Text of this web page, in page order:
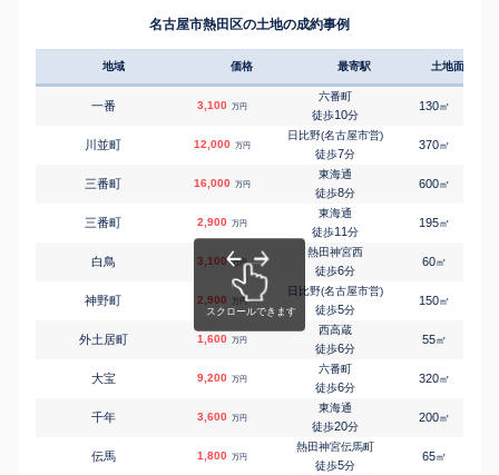
名古屋市熱田区の土地の成約事例
地域 価格 最寄駅 土地面積
一番 3,100 万円
六番町
徒歩10分
130㎡
川並町 12,000 万円
日比野(名古屋市営)
徒歩7分
370㎡
三番町 16,000 万円
東海通
徒歩8分
600㎡
三番町 2,900 万円
東海通
徒歩11分
195㎡
白鳥 3,100 万円
熱田神宮西
徒歩6分
60㎡
神野町 2,900 万円
日比野(名古屋市営)
徒歩5分
150㎡
外土居町 1,600 万円
西高蔵
徒歩6分
55㎡
大宝 9,200 万円
六番町
徒歩6分
320㎡
千年 3,600 万円
東海通
徒歩20分
200㎡
伝馬 1,800 万円
熱田神宮伝馬町
徒歩5分
65㎡